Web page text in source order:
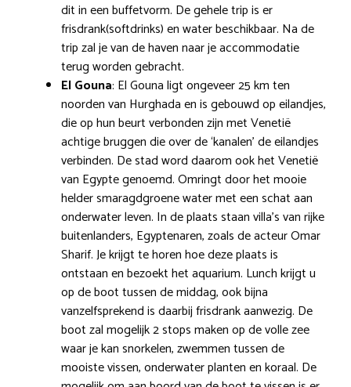
dit in een buffetvorm. De gehele trip is er
frisdrank(softdrinks) en water beschikbaar. Na de
trip zal je van de haven naar je accommodatie
terug worden gebracht.
El Gouna: El Gouna ligt ongeveer 25 km ten
noorden van Hurghada en is gebouwd op eilandjes,
die op hun beurt verbonden zijn met Venetië
achtige bruggen die over de ‘kanalen’ de eilandjes
verbinden. De stad word daarom ook het Venetië
van Egypte genoemd. Omringt door het mooie
helder smaragdgroene water met een schat aan
onderwater leven. In de plaats staan villa’s van rijke
buitenlanders, Egyptenaren, zoals de acteur Omar
Sharif. Je krijgt te horen hoe deze plaats is
ontstaan en bezoekt het aquarium. Lunch krijgt u
op de boot tussen de middag, ook bijna
vanzelfsprekend is daarbij frisdrank aanwezig. De
boot zal mogelijk 2 stops maken op de volle zee
waar je kan snorkelen, zwemmen tussen de
mooiste vissen, onderwater planten en koraal. De